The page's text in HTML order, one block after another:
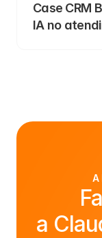
Case CRM
IA no
a